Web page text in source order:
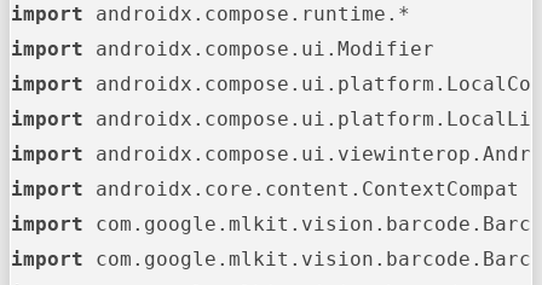
import
import
import
import
import
import
import
import